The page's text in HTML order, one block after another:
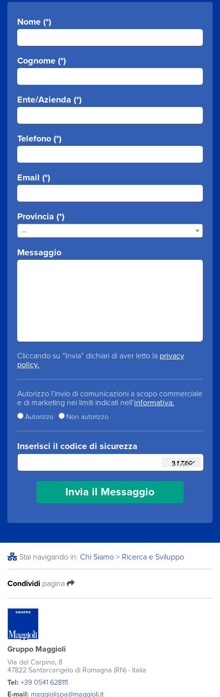
Nome (*)
Cognome (*)
Ente/Azienda (*)
Telefono (*)
Email (*)
Provincia (*)
--
Messaggio
Cliccando su “Invia” dichiari di aver letto la privacy
policy.
Autorizzo l’invio di comunicazioni a scopo commerciale
e di marketing nei limiti indicati nell’informativa.
Autorizzo Non autorizzo
Inserisci il codice di sicurezza
Stai navigando in: Chi Siamo > Ricerca e Sviluppo
Condividi pagina
Gruppo Maggioli
Via del Carpino, 8
47822 Santarcangelo di Romagna (RN) - Italia
Tel: +39 0541 628111
E-mail: maggiolispa@maggioli.it